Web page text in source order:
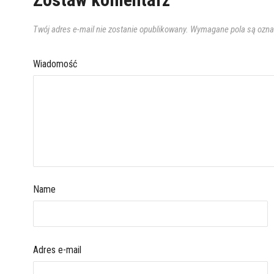
Twój adres e-mail nie zostanie opublikowany. Wymagane pola są
Wiadomość
Name
Adres e-mail